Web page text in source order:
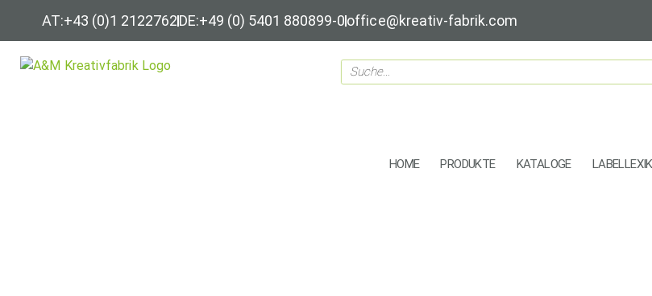
AT:+43 (0)1 2122762DE:+49 (0) 5401 880899-0office@kreativ-fabrik.com
HOME PRODUKTE KATALOGE